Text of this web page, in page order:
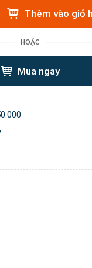
Thêm vào giỏ
HOẶC
Mua ngay